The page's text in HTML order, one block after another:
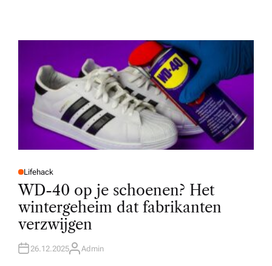
P
O
S
E
D
I
N
Lifehack
WD-40 op je schoenen? Het
wintergeheim dat fabrikanten
verzwijgen
26.12.2025A
Admin